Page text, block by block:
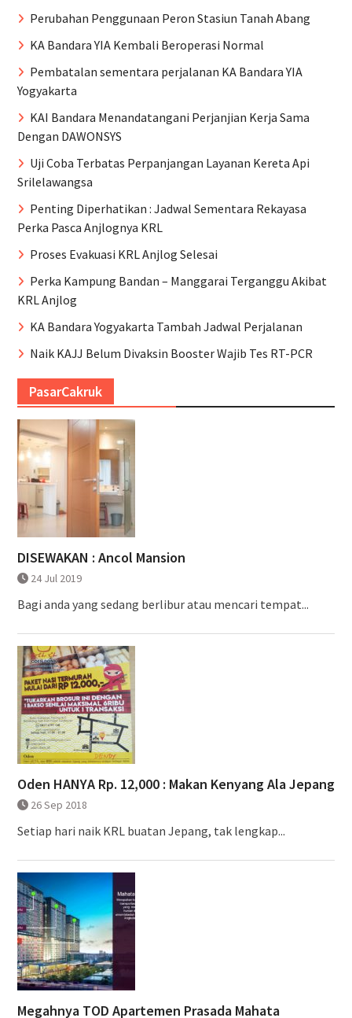
Perubahan Penggunaan Peron Stasiun Tanah Abang
KA Bandara YIA Kembali Beroperasi Normal
Pembatalan sementara perjalanan KA Bandara YIA
Yogyakarta
KAI Bandara Menandatangani Perjanjian Kerja Sama
Dengan DAWONSYS
Uji Coba Terbatas Perpanjangan Layanan Kereta Api
Srilelawangsa
Penting Diperhatikan : Jadwal Sementara Rekayasa
Perka Pasca Anjlognya KRL
Proses Evakuasi KRL Anjlog Selesai
Perka Kampung Bandan – Manggarai Terganggu Akibat
KRL Anjlog
KA Bandara Yogyakarta Tambah Jadwal Perjalanan
Naik KAJJ Belum Divaksin Booster Wajib Tes RT-PCR
PasarCakruk
DISEWAKAN : Ancol Mansion
24 Jul 2019
Bagi anda yang sedang berlibur atau mencari tempat...
Oden HANYA Rp. 12,000 : Makan Kenyang Ala Jepang
26 Sep 2018
Setiap hari naik KRL buatan Jepang, tak lengkap...
Megahnya TOD Apartemen Prasada Mahata